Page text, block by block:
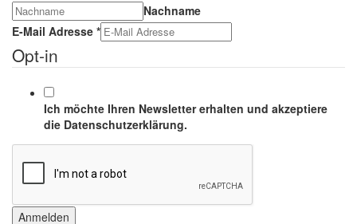
Nachname
E-Mail Adresse *
Opt-in
Ich möchte Ihren Newsletter erhalten und akzeptiere
die Datenschutzerklärung.
Anmelden